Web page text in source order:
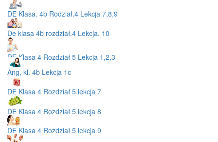
DE Klasa. 4b Rodział.4 Lekcja 7,8,9
De klasa 4b rozdział.4 Lekcja. 10
DE Klasa 4 Rozdział 5 Lekcja 1,2,3
Ang, kl. 4b Lekcja 1c
DE Klasa 4 Rozdział 5 lekcja 7
DE Klasa 4 Rozdział 5 lekcja 8
DE Klasa 4 Rozdział 5 lekcja 9